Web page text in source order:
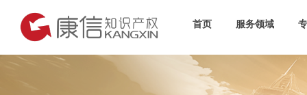
首页 服务领域